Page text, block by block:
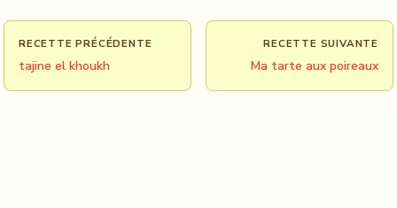
RECETTE PRÉCÉDENTE
tajine el khoukh
RECETTE SUIVANTE
Ma tarte aux poireaux